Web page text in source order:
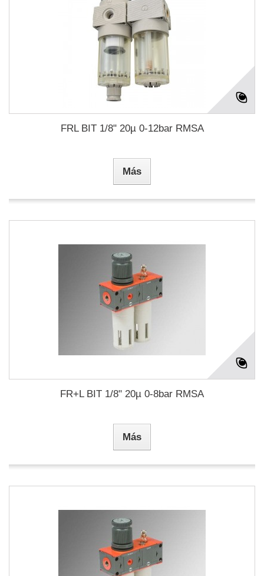
FRL BIT 1/8" 20µ 0-12bar RMSA
Más
FR+L BIT 1/8" 20µ 0-8bar RMSA
Más